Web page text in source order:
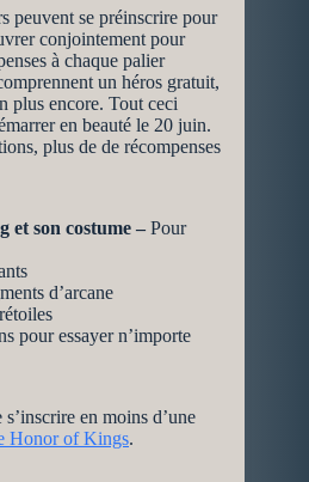
peuvent se préinscrire pour
conjointement pour
à chaque palier
un héros gratuit,
plus encore. Tout ceci
en beauté le 20 juin.
plus de de récompenses
et son costume – Pour
d’arcane
pour essayer n’importe
en moins d’une
Honor of Kings.